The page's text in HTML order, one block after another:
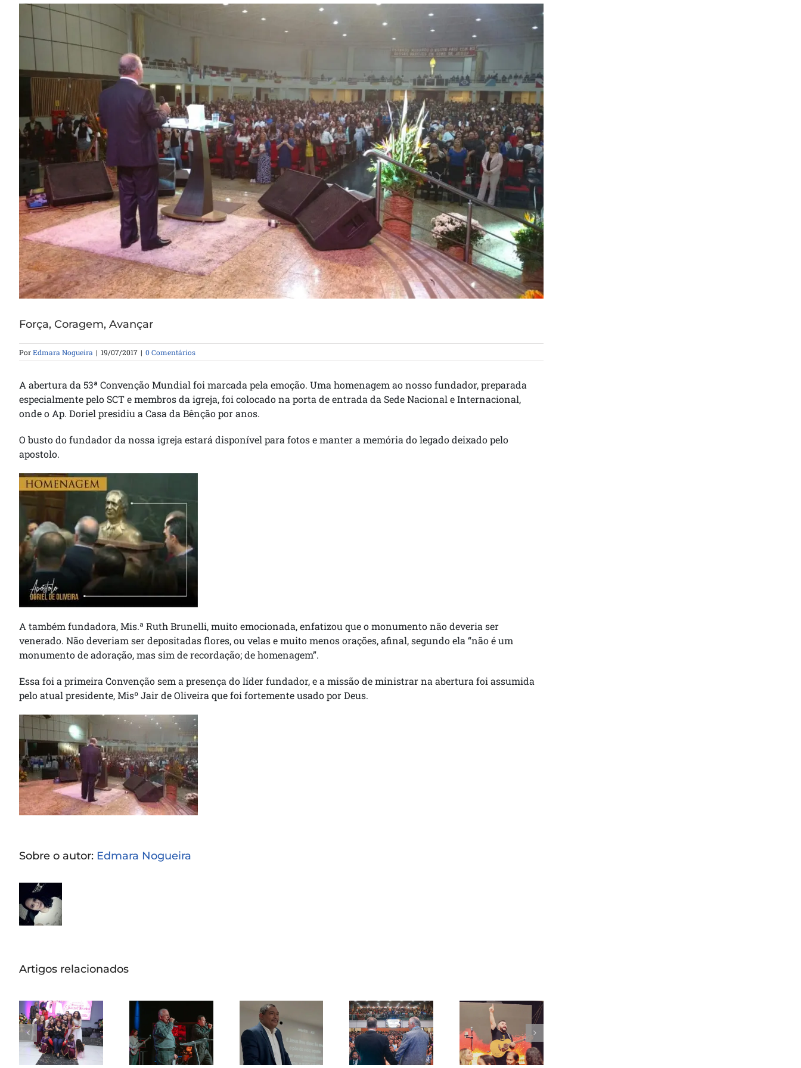
Força, Coragem, Avançar
PorEdmara Nogueira | 19/07/2017 | 0 Comentários
A abertura da 53ª Convenção Mundial foi marcada pela emoção. Uma homenagem ao nosso fundador, preparada
especialmente pelo SCT e membros da igreja, foi colocado na porta de entrada da Sede Nacional e Internacional,
onde o Ap. Doriel presidiu a Casa da Bênção por anos.
O busto do fundador da nossa igreja estará disponível para fotos e manter a memória do legado deixado pelo
apostolo.
A também fundadora, Mis.ª Ruth Brunelli, muito emocionada, enfatizou que o monumento não deveria ser
venerado. Não deveriam ser depositadas flores, ou velas e muito menos orações, afinal, segundo ela “não é um
monumento de adoração, mas sim de recordação; de homenagem”.
Essa foi a primeira Convenção sem a presença do líder fundador, e a missão de ministrar na abertura foi assumida
pelo atual presidente, Misº Jair de Oliveira que foi fortemente usado por Deus.
Sobre o autor: Edmara Nogueira
Artigos relacionados
Missionária
celebra 75
anos em
culto de
ação de
graças na
Apóstolo Jair
de Oliveira
ministra em
noite de
avivamento
Muniz
recebe visita
de diretores
do SCT
durante
Conferência
ICB Bahia
reúne mais
de 3 mil
pessoas em
lança canção
inédita em
Goianira e
celebra 43
vidas